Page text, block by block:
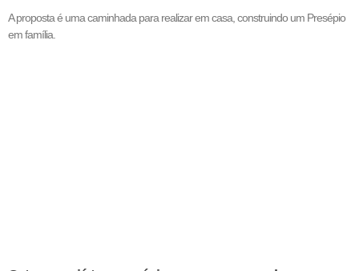
A proposta é uma caminhada para realizar em casa, construindo um Presépio
em família.